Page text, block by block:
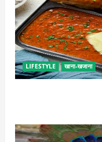
LIFESTYLE खाना-खजाना